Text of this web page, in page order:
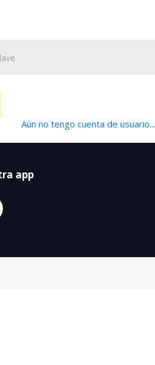
Aún no tengo cuenta de usuario...
app